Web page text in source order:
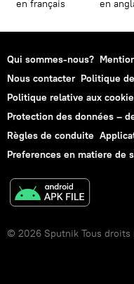
en français en
Qui sommes-nous?
Nous contacter Politique
Politique relative aux
Protection des données –
Règles de conduite
Preferences en matiere de
© 2026 Sputnik Tous droits